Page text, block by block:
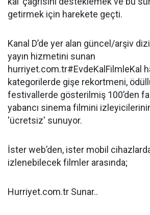
getirmek için harekete geçti.
Kanal D’de yer alan güncel/arşiv
yayın hizmetini sunan
hurriyet.com.tr#EvdeKalFilmleKal
kategorilerde gişe rekortmeni,
festivallerde gösterilmiş 100’den
yabancı sinema filmini
'ücretsiz' sunuyor.
İster web’den, ister mobil
izlenebilecek filmler arasında;
Hurriyet.com.tr Sunar..